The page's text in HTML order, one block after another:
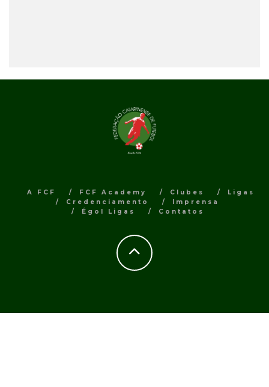
A FCF FCF Academy Clubes
Ligas
Credenciamento
Imprensa
Égol Ligas
Contatos